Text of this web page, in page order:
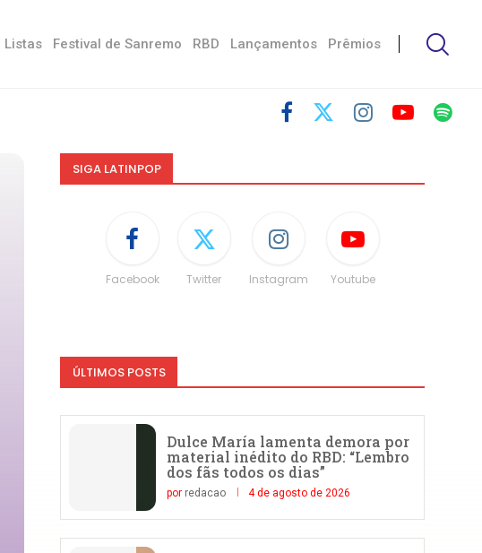
Listas Festival de Sanremo RBD Lançamentos Prêmios
SIGA LATINPOP
Facebook Twitter Instagram Youtube
ÚLTIMOS POSTS
Dulce María lamenta demora por
material inédito do RBD: “Lembro
dos fãs todos os dias”
por redacao 4 de agosto de 2026